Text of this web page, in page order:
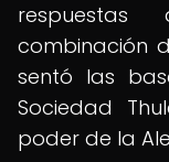
combinación
sentó las
Sociedad
poder de la